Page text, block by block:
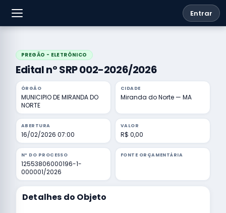
Entrar
PREGÃO - ELETRÔNICO
Edital nº SRP 002-2026/2026
ÓRGÃO
MUNICIPIO DE MIRANDA DO
NORTE
CIDADE
Miranda do Norte — MA
ABERTURA
16/02/2026 07:00
VALOR
R$ 0,00
Nº DO PROCESSO
12553806000196-1-
000001/2026
FONTE ORÇAMENTÁRIA
Detalhes do Objeto